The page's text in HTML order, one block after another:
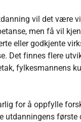
vil det være
men få vil
eller godkjente
Det finnes flere
fylkesmannens
for å oppfylle
første